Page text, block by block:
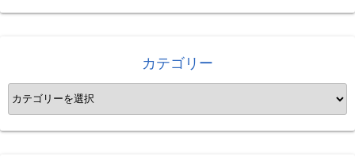
カテゴリー
カ
テ
ゴ